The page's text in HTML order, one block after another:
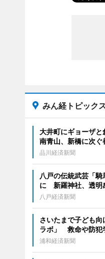
みん経トピック
大井町にギョーザ
南青山、新橋に次ぐ
品川経済新聞
八戸の伝統武芸「騎
に 新羅神社、透明
八戸経済新聞
さいたまで子ども
ラボ」 救命や防犯
浦和経済新聞